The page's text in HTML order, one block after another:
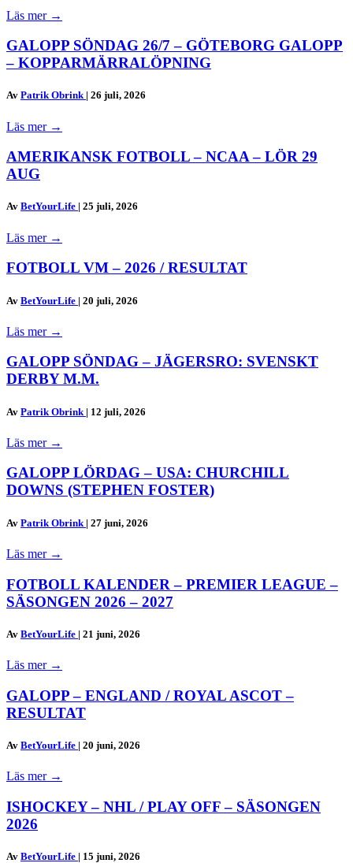
Läs mer →
GALOPP SÖNDAG 26/7 – GÖTEBORG GALOPP
– KOPPARMÄRRALÖPNING
Av Patrik Obrink | 26 juli, 2026
Läs mer →
AMERIKANSK FOTBOLL – NCAA – LÖR 29
AUG
Av BetYourLife | 25 juli, 2026
Läs mer →
FOTBOLL VM – 2026 / RESULTAT
Av BetYourLife | 20 juli, 2026
Läs mer →
GALOPP SÖNDAG – JÄGERSRO: SVENSKT
DERBY M.M.
Av Patrik Obrink | 12 juli, 2026
Läs mer →
GALOPP LÖRDAG – USA: CHURCHILL
DOWNS (STEPHEN FOSTER)
Av Patrik Obrink | 27 juni, 2026
Läs mer →
FOTBOLL KALENDER – PREMIER LEAGUE –
SÄSONGEN 2026 – 2027
Av BetYourLife | 21 juni, 2026
Läs mer →
GALOPP – ENGLAND / ROYAL ASCOT –
RESULTAT
Av BetYourLife | 20 juni, 2026
Läs mer →
ISHOCKEY – NHL / PLAY OFF – SÄSONGEN
2026
Av BetYourLife | 15 juni, 2026